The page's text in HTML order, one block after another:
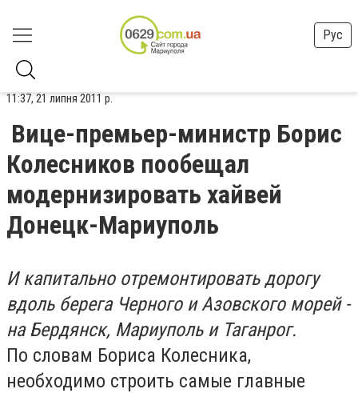
Рус
11:37, 21 липня 2011 р.
Вице-премьер-министр Борис
Колесников пообещал
модернизировать хайвей
Донецк-Мариуполь
И капитально отремонтировать дорогу
вдоль берега Черного и Азовского морей -
на Бердянск, Мариуполь и Таганрог.
По словам Бориса Колесника,
необходимо строить самые главные